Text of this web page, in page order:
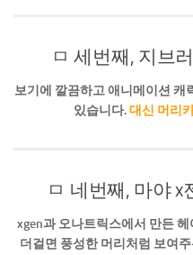
ㅁ 세번째, 지브
보기에 깔끔하고 애니메이션 캐
있습니다.대신 머리
ㅁ 네번째, 마야
xgen과 오나트릭스에서 만든
더걸면 풍성한 머리처럼 보여